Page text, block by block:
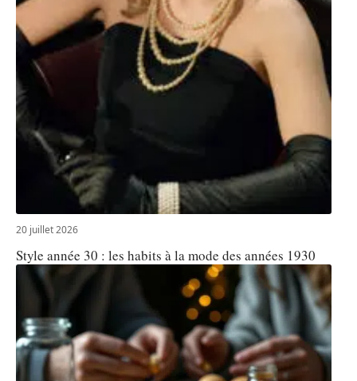
20 juillet 2026
Style année 30 : les habits à la mode des années 1930